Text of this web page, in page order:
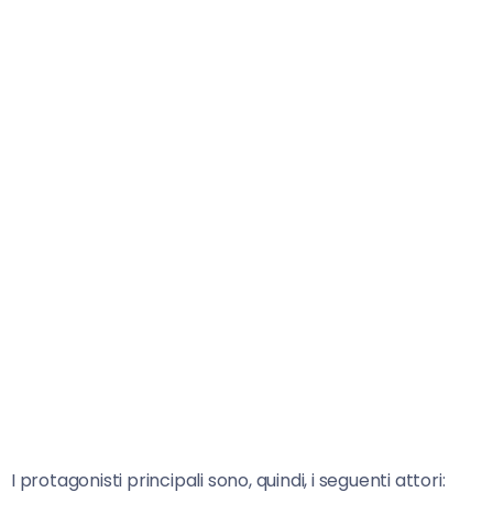
I protagonisti principali sono, quindi, i seguenti attori: